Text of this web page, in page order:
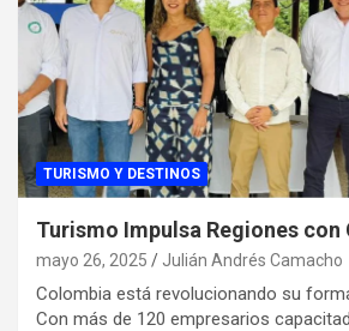
TURISMO Y DESTINOS
Turismo Impulsa Regiones
mayo 26, 2025 Julián Andrés Camacho
Colombia está revolucionando su
Con más de 120 empresarios